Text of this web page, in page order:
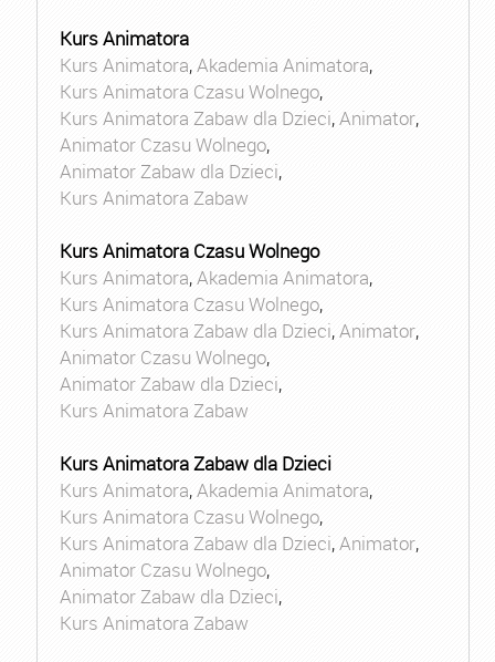
Kurs Animatora
Kurs Animatora,Akademia Animatora,
Kurs Animatora Czasu Wolnego,
Kurs Animatora Zabaw dla Dzieci,Animator,
Animator Czasu Wolnego,
Animator Zabaw dla Dzieci,
Kurs Animatora Zabaw
Kurs Animatora Czasu Wolnego
Kurs Animatora,Akademia Animatora,
Kurs Animatora Czasu Wolnego,
Kurs Animatora Zabaw dla Dzieci,Animator,
Animator Czasu Wolnego,
Animator Zabaw dla Dzieci,
Kurs Animatora Zabaw
Kurs Animatora Zabaw dla Dzieci
Kurs Animatora,Akademia Animatora,
Kurs Animatora Czasu Wolnego,
Kurs Animatora Zabaw dla Dzieci,Animator,
Animator Czasu Wolnego,
Animator Zabaw dla Dzieci,
Kurs Animatora Zabaw